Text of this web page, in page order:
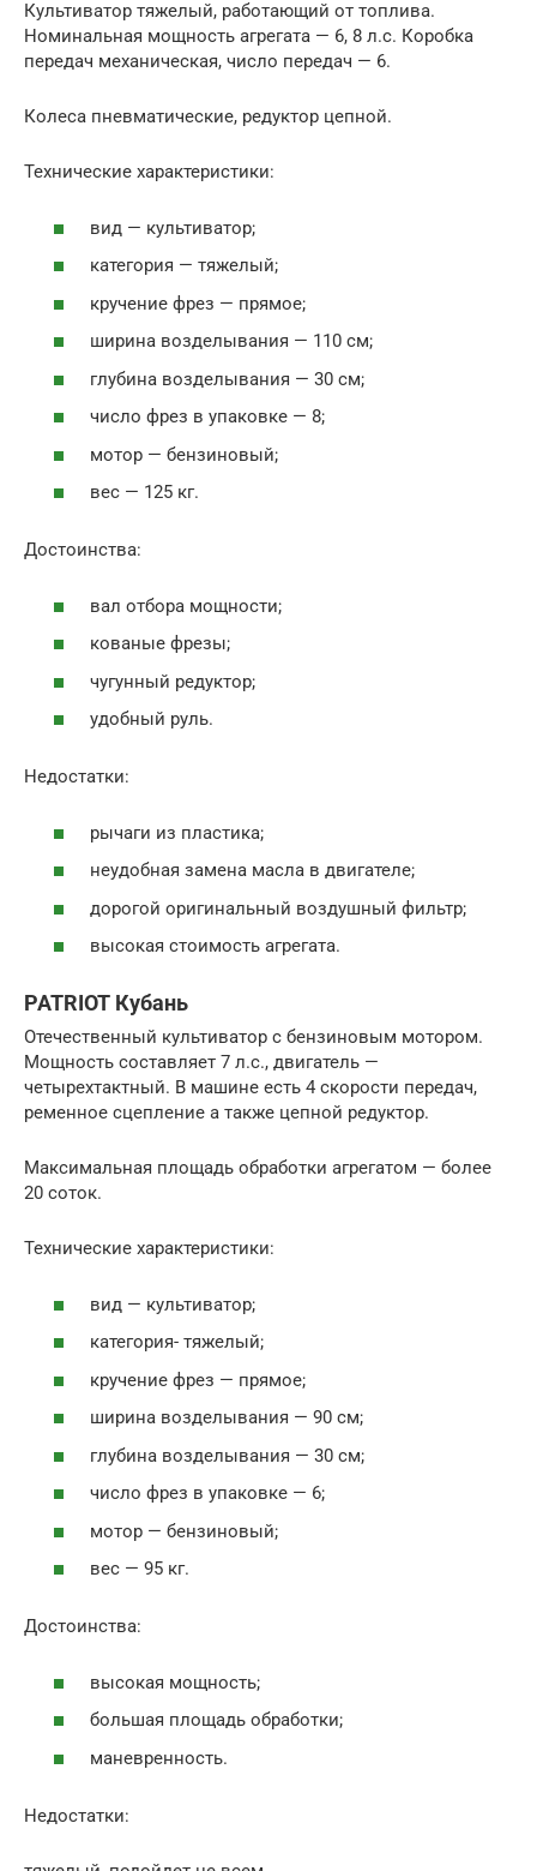
Культиватор тяжелый, работающий от топлива.
Номинальная мощность агрегата — 6, 8 л.с. Коробка
передач механическая, число передач — 6.
Колеса пневматические, редуктор цепной.
Технические характеристики:
вид — культиватор;
категория — тяжелый;
кручение фрез — прямое;
ширина возделывания — 110 см;
глубина возделывания — 30 см;
число фрез в упаковке — 8;
мотор — бензиновый;
вес — 125 кг.
Достоинства:
вал отбора мощности;
кованые фрезы;
чугунный редуктор;
удобный руль.
Недостатки:
рычаги из пластика;
неудобная замена масла в двигателе;
дорогой оригинальный воздушный фильтр;
высокая стоимость агрегата.
PATRIOT Кубань
Отечественный культиватор с бензиновым мотором.
Мощность составляет 7 л.с., двигатель —
четырехтактный. В машине есть 4 скорости передач,
ременное сцепление а также цепной редуктор.
Максимальная площадь обработки агрегатом — более
20 соток.
Технические характеристики:
вид — культиватор;
категория- тяжелый;
кручение фрез — прямое;
ширина возделывания — 90 см;
глубина возделывания — 30 см;
число фрез в упаковке — 6;
мотор — бензиновый;
вес — 95 кг.
Достоинства:
высокая мощность;
большая площадь обработки;
маневренность.
Недостатки: